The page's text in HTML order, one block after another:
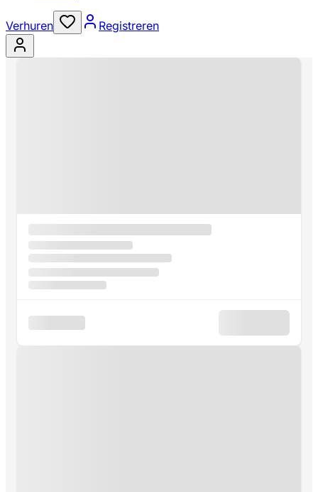
Verhuren Registreren